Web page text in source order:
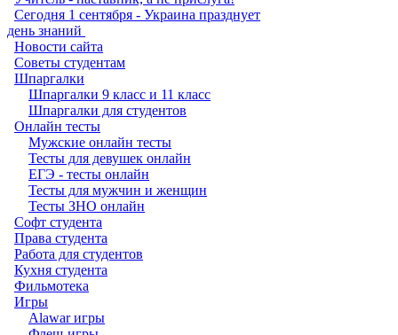
Сегодня 1 сентября - Украина празднует
день знаний ‎
Новости сайта
Советы студентам
Шпаргалки
Шпаргалки 9 класс и 11 класс
Шпаргалки для студентов
Онлайн тесты
Мужские онлайн тесты
Тесты для девушек онлайн
ЕГЭ - тесты онлайн
Тесты для мужчин и женщин
Тесты ЗНО онлайн
Софт студента
Права студента
Работа для студентов
Кухня студента
Фильмотека
Игры
Alawar игры